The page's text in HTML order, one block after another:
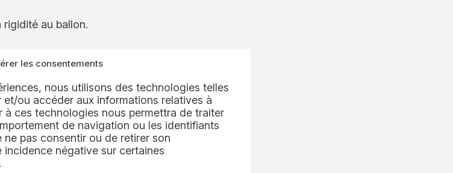
les consentements
nous utilisons des technologies telles
ou accéder aux informations relatives à
à ces technologies nous permettra de traiter
de navigation ou les identifiants
pas consentir ou de retirer son
négative sur certaines
au ballon.
:
aisé dans un conteneur IP2 de
maîtrisé